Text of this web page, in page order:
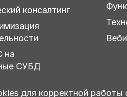
консалтинг
на
СУБД
для корректной работы